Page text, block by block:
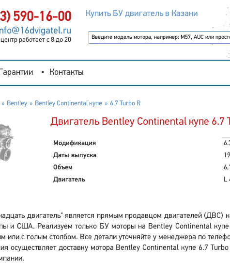
590-16-00
работает с 8 до 20
Купить БУ двигатель в Казани
Контакты
Bentley Bentley Continental купе 6.7 Turbo R
Двигатель Bentley Continental купе 6.7
Модификация
Даты выпуска
Объем
Двигатель
L
двигатель" является прямым продавцом двигателей (ДВС)
и США. Реализуем только БУ моторы на Bentley Continental
или с голым столбом. Все детали уточняйте у менеджера по
осуществляет доставку мотора Bentley Continental купе 6.7